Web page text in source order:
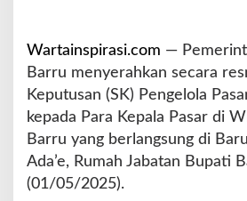
l
l
a
P
a
a
r
Wartainspirasi.com —
Barru menyerahkan secara
Keputusan (SK) Pengelola
kepada Para Kepala Pasar di
Barru yang berlangsung di
Ada’e, Rumah Jabatan Bupati
(01/05/2025).